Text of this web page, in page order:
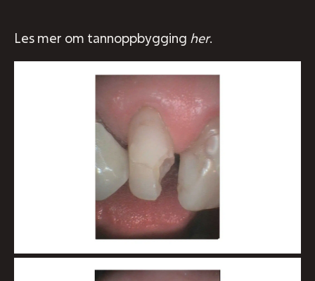
Les mer om tannoppbygging her.